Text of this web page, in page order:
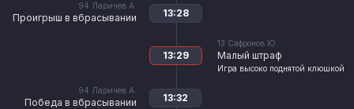
94 Ларичев А.
Проигрыш в вбрасывании 13:28
13 Сафронов Ю.
Малый штраф
Игра высоко поднятой клюшкой
13:29
94 Ларичев А.
Победа в вбрасывании 13:32